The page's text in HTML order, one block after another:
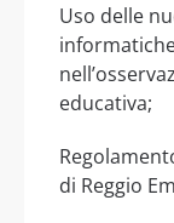
Uso delle
educativa;
di Reggio